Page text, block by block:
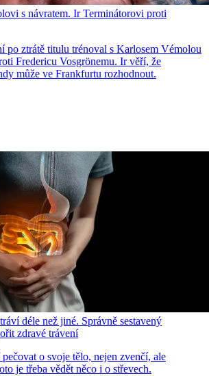
s návratem. Ir Terminátorovi proti
po ztrátě titulu trénoval s Karlosem Vémolou
Fredericu Vosgrönemu. Ir věří, že
může ve Frankfurtu rozhodnout.
déle než jiné. Správně sestavený
zdravé trávení
o svoje tělo, nejen zvenčí, ale
je třeba vědět něco i o střevech.